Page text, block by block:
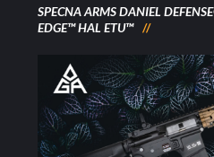
SPECNA ARMS DANIEL
EDGE™ HAL ETU™